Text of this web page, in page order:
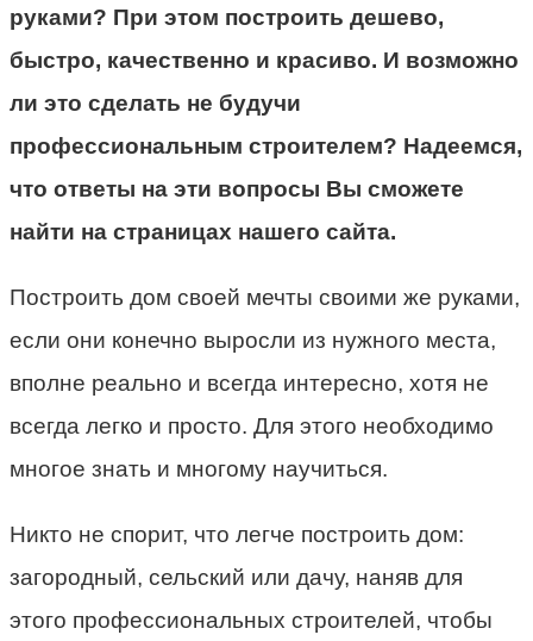
руками? При этом построить дешево,
быстро, качественно и красиво. И возможно
ли это сделать не будучи
профессиональным строителем? Надеемся,
что ответы на эти вопросы Вы сможете
найти на страницах нашего сайта.
Построить дом своей мечты своими же руками,
если они конечно выросли из нужного места,
вполне реально и всегда интересно, хотя не
всегда легко и просто. Для этого необходимо
многое знать и многому научиться.
Никто не спорит, что легче построить дом:
загородный, сельский или дачу, наняв для
этого профессиональных строителей, чтобы